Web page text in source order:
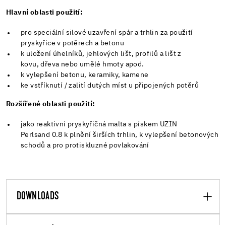
Hlavní oblasti použití:
pro speciální silové uzavření spár a trhlin za použití
pryskyřice v potěrech a betonu
k uložení úhelníků, jehlových lišt, profilů a lišt z
kovu, dřeva nebo umělé hmoty apod.
k vylepšení betonu, keramiky, kamene
ke vstříknutí / zalití dutých míst u připojených potěrů
Rozšířené oblasti použití:
jako reaktivní pryskyřičná malta s pískem UZIN
Perlsand 0.8 k plnění širších trhlin, k vylepšení betonových
schodů a pro protiskluzné povlakování
DOWNLOADS